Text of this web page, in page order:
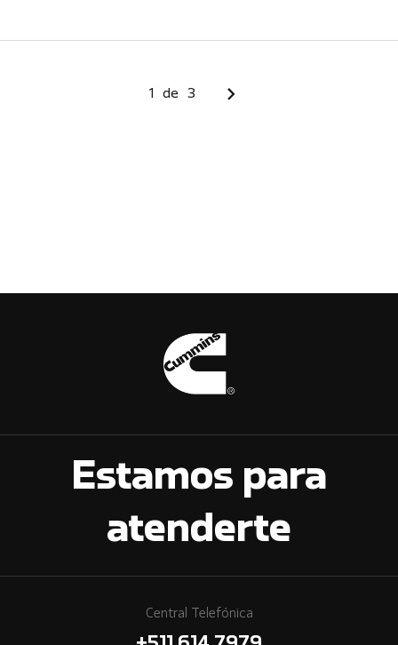
1 de 3
Estamos para
atenderte
Central Telefónica